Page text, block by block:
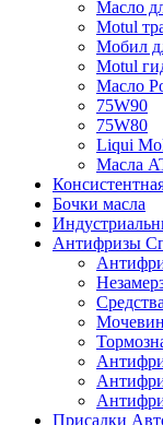
Масло
Motul
Мобил
Motul
Масло
75W90
75W80
Liqui
Масла
Бочки масла
Антифризы
Присадки